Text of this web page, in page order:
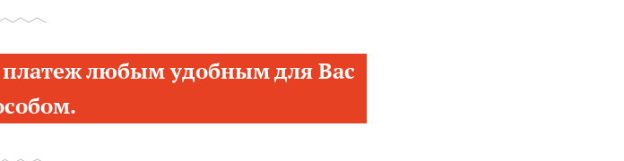
любым удобным для Вас